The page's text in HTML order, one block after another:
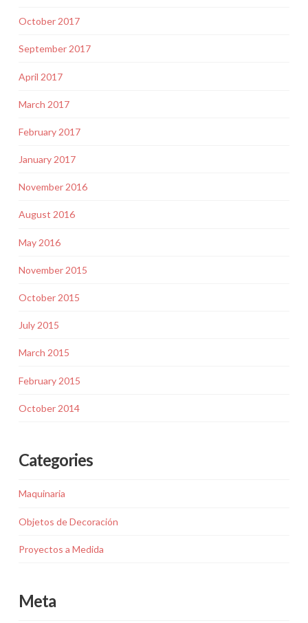
October 2017
September 2017
April 2017
March 2017
February 2017
January 2017
November 2016
August 2016
May 2016
November 2015
October 2015
July 2015
March 2015
February 2015
October 2014
Categories
Maquinaria
Objetos de Decoración
Proyectos a Medida
Meta